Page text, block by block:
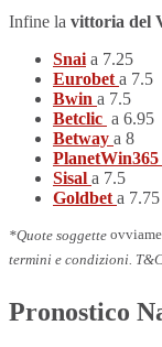
Infine la vittoria del
Snai a 7.25
Eurobet a 7.5
Bwin a 7.5
Betclic a 6.95
Betway a 8
PlanetWin365
Sisal a 7.5
Goldbet a 7.75
*Quote soggette
termini e condizioni.
Pronostico